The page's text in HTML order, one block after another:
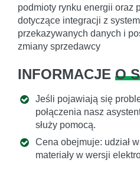
podmioty rynku energii oraz
dotyczące integracji z
przekazywanych danych i
zmiany sprzedawcy
INFORMACJE O
Jeśli pojawiają się
połączenia nasz
służy pomocą.
Cena obejmuje: udział
materiały w wersji